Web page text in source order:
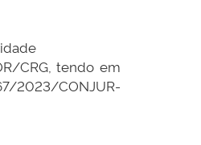
CRG, tendo em
2023/CONJUR-